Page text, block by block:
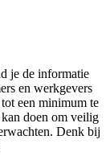
je de informatie
en werkgevers
een minimum te
doen om veilig
Denk bij